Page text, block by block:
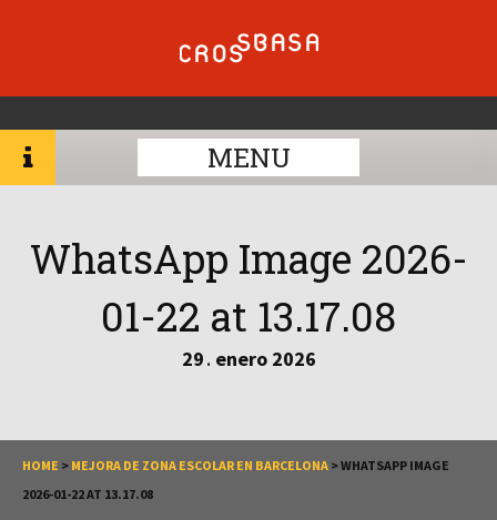
MENU
WhatsApp Image 2026-
01-22 at 13.17.08
29 . enero 2026
HOME > MEJORA DE ZONA ESCOLAR EN BARCELONA >WHATSAPP IMAGE
2026-01-22 AT 13.17.08